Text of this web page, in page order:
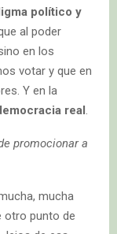
político y
al poder
en los
votar y que en
Y en la
real.
promocionar a
mucha
otro punto de